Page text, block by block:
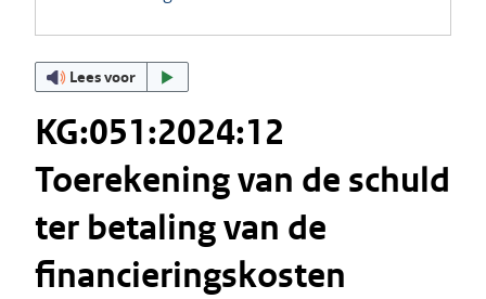
Lees voor
KG:051:2024:12
Toerekening van de schuld
ter betaling van de
financieringskosten